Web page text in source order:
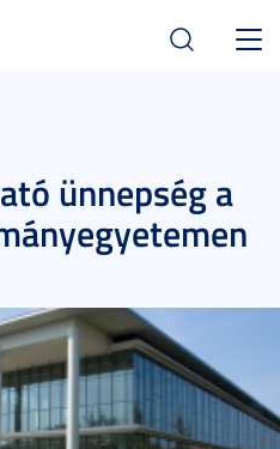
ünnepség a